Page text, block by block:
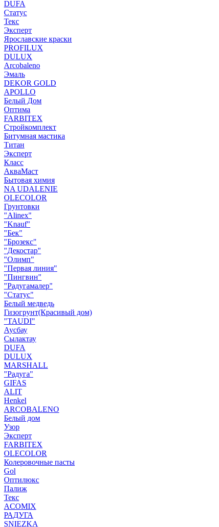
DUFA
Статус
Текс
Эксперт
Ярославские краски
PROFILUX
DULUX
Arcobaleno
Эмаль
DEKOR GOLD
APOLLO
Белый Дом
Оптима
FARBITEX
Стройкомплект
Битумная мастика
Титан
Эксперт
Класс
АкваМаст
Бытовая химия
NA UDALENIE
OLECOLOR
Грунтовки
"Alinex"
"Knauf"
"Бек"
"Брозекс"
"Декостар"
"Олимп"
"Первая линия"
"Пингвин"
"Радугамалер"
"Статус"
Белый медведь
Гизогрунт(Красивый дом)
"TAUDI"
Аусбау
Сылактау
DUFA
DULUX
MARSHALL
"Радуга"
GIFAS
ALIT
Henkel
ARCOBALENO
Белый дом
Узор
Эксперт
FARBITEX
OLECOLOR
Колеровочные пасты
Gol
Оптилюкс
Палиж
Текс
ACOMIX
РАДУГА
SNIEZKA